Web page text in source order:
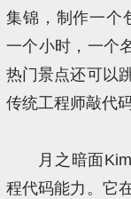
集锦，制作一个
一个小时，一个
热门景点还可以
传统工程师敲代
月之暗面
程代码能力。它